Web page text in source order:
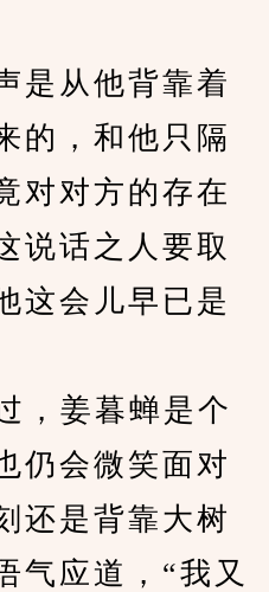
从他背靠着
的，和他只隔
对对方的存在
说话之人要取
这会儿早已是
姜暮蝉是个
仍会微笑面对
还是背靠大树
气应道，“我又